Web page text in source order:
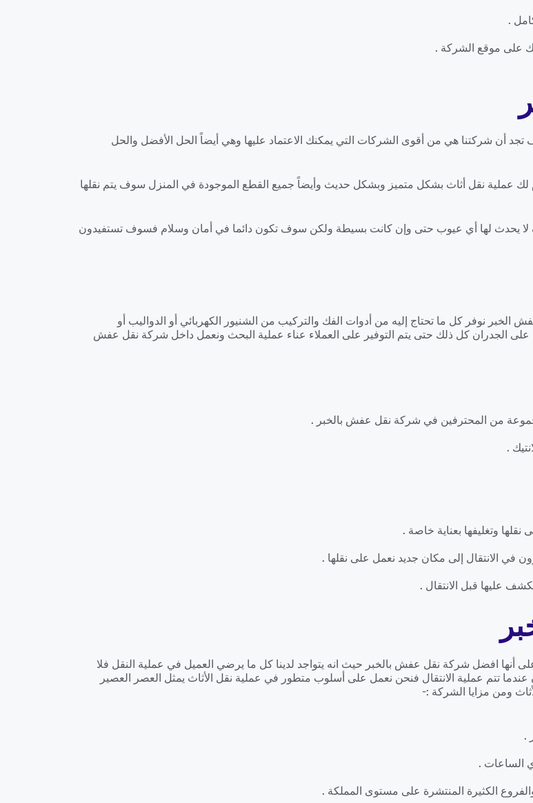
.
على موقع الشركة .
شركتنا هي من أقوى الشركات التي يمكنك الاعتماد عليها وهي أيضاً الحل الأفضل والحل
لك عملية نقل أثاث بشكل متميز وبشكل حديث وأيضاً جميع القطع الموجودة في المنزل سوف يتم نقلها
لا يحدث لها أي عيوب حتى وإن كانت بسيطة ولكن سوف تكون دائما في أمان وسلام فسوف تستفيدون
نوفر كل ما تحتاج إليه من أدوات الفك والتركيب من الشنيور الكهربائي أو الدواليب أو
الجدران كل ذلك حتى يتم التوفير على العملاء عناء عملية البحث ونعمل داخل شركة نقل عفش
من المحترفين في شركة نقل عفش بالخبر .
.
وتغليفها بعناية خاصة .
في الانتقال إلى مكان جديد نعمل على نقلها .
عليها قبل الانتقال .
أنها افضل شركة نقل عفش بالخبر حيث انه يتواجد لدينا كل ما يرضي العميل في عملية النقل فلا
تتم عملية الانتقال فنحن نعمل على أسلوب متطور في عملية نقل الأثاث يمثل العصر العصير
ومن مزايا الشركة :-
.
الساعات .
الكثيرة المنتشرة على مستوى المملكة .